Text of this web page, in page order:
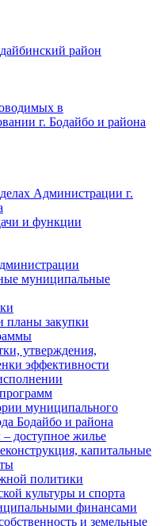
район
в
г. Бодайбо и района
Администрации г.
и функции
муниципальные
планы закупки
утверждения,
эффективности
муниципального
Бодайбо и района
доступное жилье
капитальные
политики
культуры и спорта
финансами
и земельные